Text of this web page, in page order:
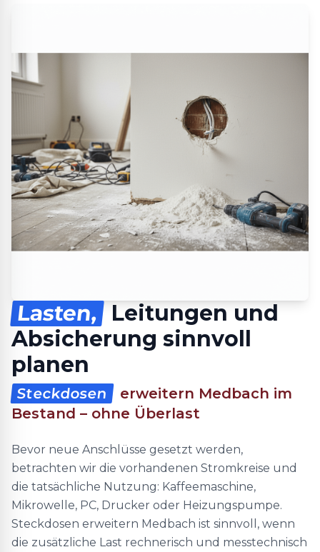
Lasten,
Leitungen und
Absicherung sinnvoll
planen
Steckdosen
erweitern Medbach im
Bestand – ohne Überlast
Bevor neue Anschlüsse gesetzt werden,
betrachten wir die vorhandenen Stromkreise und
die tatsächliche Nutzung: Kaffeemaschine,
Mikrowelle, PC, Drucker oder Heizungspumpe.
Steckdosen erweitern Medbach ist sinnvoll, wenn
die zusätzliche Last rechnerisch und messtechnisch